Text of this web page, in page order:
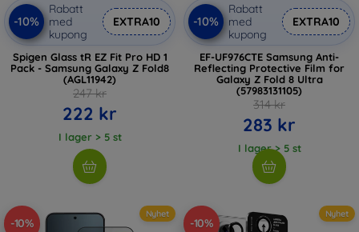
-10%
Rabatt
med
kupong
EXTRA10
Spigen Glass tR EZ Fit Pro HD 1
Pack - Samsung Galaxy Z Fold8
(AGL11942)
247 kr
222 kr
I lager > 5 st
-10%
Rabatt
med
kupong
EXTRA10
EF-UF976CTE Samsung Anti-
Reflecting Protective Film for
Galaxy Z Fold 8 Ultra
(57983131105)
314 kr
283 kr
I lager > 5 st
-10%
Nyhet
-10%
Nyhet